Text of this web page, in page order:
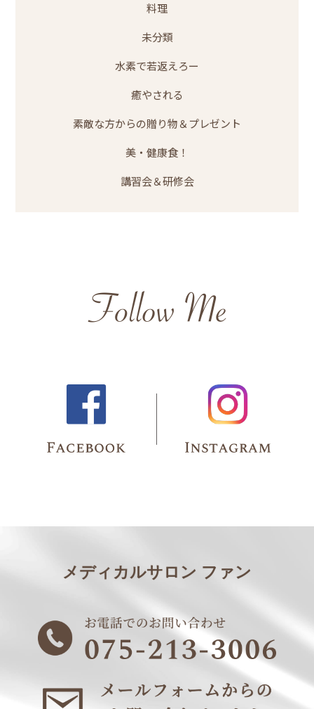
料理
未分類
水素で若返えろー
癒やされる
素敵な方からの贈り物＆プレゼント
美・健康食！
講習会＆研修会
メディカルサロン ファン